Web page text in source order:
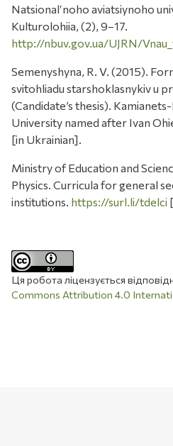
Natsionalʹnoho aviatsiynoho
Kulturolohiia, (2), 9–17.
http://nbuv.gov.ua/UJRN/
Semenyshyna, R. V. (2015).
svitohliadu starshoklasnykiv u
(Candidate’s thesis).
University named after Ivan
[in Ukrainian].
Ministry of Education and
Physics. Curricula for general
institutions. https://surl.li/tdelci
Ця робота ліцензується
Commons Attribution 4.0